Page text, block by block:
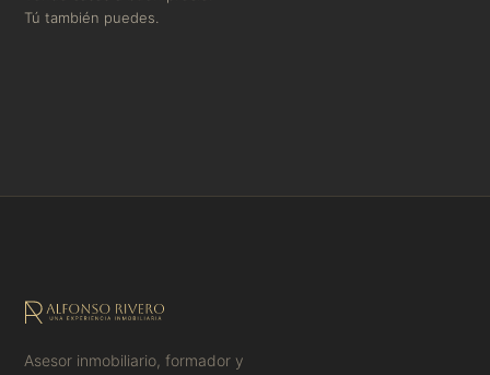
Tú también puedes.
Asesor inmobiliario, formador y